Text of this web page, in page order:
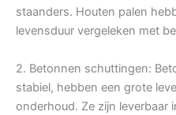
staanders. Houten palen
levensduur vergeleken met
2. Betonnen schuttingen:
stabiel, hebben een grote
onderhoud. Ze zijn leverbaar